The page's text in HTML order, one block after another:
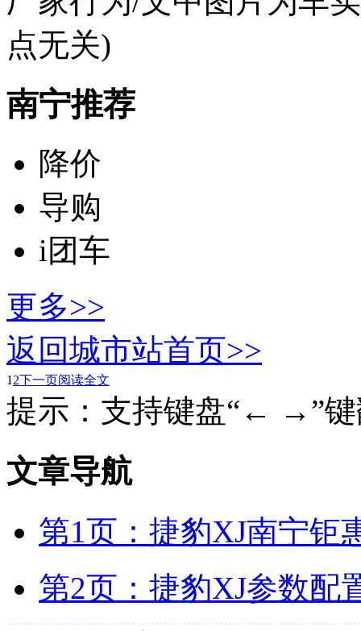
点无关)
南宁推荐
降价
导购
i团车
更多>>
返回城市站首页>>
1 2下一页阅读全文
提示：支持键盘“← →”键
文章导航
第1页：捷豹XJ南宁钜
第2页：捷豹XJ参数配